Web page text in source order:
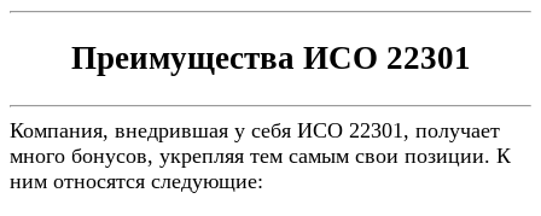
Преимущества ИСО 22301
Компания, внедрившая у себя ИСО 22301, получает
много бонусов, укрепляя тем самым свои позиции. К
ним относятся следующие: